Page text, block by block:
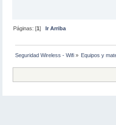
Páginas: [1]Ir Arriba
Seguridad Wireless - Wifi » Equipos y